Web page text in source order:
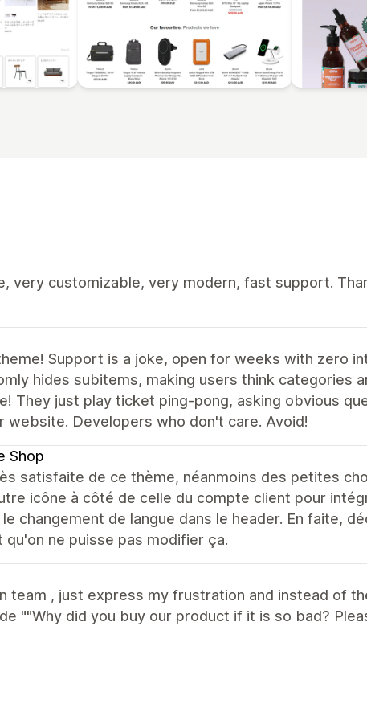
very customizable, very modern, fast support.
Support is a joke, open for weeks with zero
hides subitems, making users think categories
They just play ticket ping-pong, asking obvious
website. Developers who don't care. Avoid!
Shop
satisfaite de ce thème, néanmoins des petites
icône à côté de celle du compte client pour
changement de langue dans le header. En faite,
ne puisse pas modifier ça.
team , just express my frustration and instead of
""Why did you buy our product if it is so bad?